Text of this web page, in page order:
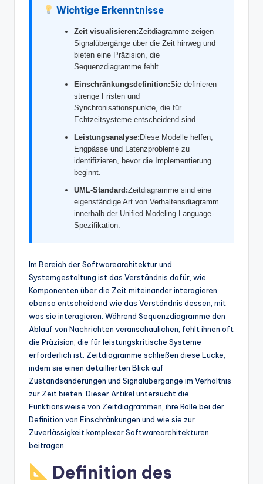
d
Wichtige Erkenntnisse
Zeit visualisieren:Zeitdiagramme zeigen
Signalübergänge über die Zeit hinweg und
bieten eine Präzision, die
Sequenzdiagramme fehlt.
Einschränkungsdefinition:Sie definieren
strenge Fristen und
Synchronisationspunkte, die für
Echtzeitsysteme entscheidend sind.
Leistungsanalyse: Diese Modelle helfen,
Engpässe und Latenzprobleme zu
identifizieren, bevor die Implementierung
beginnt.
UML-Standard:Zeitdiagramme sind eine
eigenständige Art von Verhaltensdiagramm
innerhalb der Unified Modeling Language-
Spezifikation.
Im Bereich der Softwarearchitektur und
Systemgestaltung ist das Verständnis dafür, wie
Komponenten über die Zeit miteinander interagieren,
ebenso entscheidend wie das Verständnis dessen, mit
was sie interagieren. Während Sequenzdiagramme den
Ablauf von Nachrichten veranschaulichen, fehlt ihnen oft
die Präzision, die für leistungskritische Systeme
erforderlich ist. Zeitdiagramme schließen diese Lücke,
indem sie einen detaillierten Blick auf
Zustandsänderungen und Signalübergänge im Verhältnis
zur Zeit bieten. Dieser Artikel untersucht die
Funktionsweise von Zeitdiagrammen, ihre Rolle bei der
Definition von Einschränkungen und wie sie zur
Zuverlässigkeit komplexer Softwarearchitekturen
beitragen.
Definition des